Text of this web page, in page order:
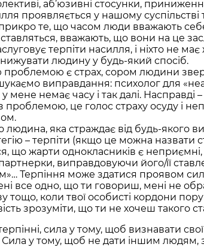
аб’юзивні стосунки,
проявляється у нашому суспільстві
те, що часом люди вважають
вважають, що вони на це
терпіти насилля, і ніхто не
людину у будь-який спосіб.
проблемою є страх, сором людини
виправдання: психолог для
мене немає часу і так далі. Насправді
проблемою, це голос страху осуду і
людина, яка страждає від будь-якого
– терпіти (якщо це можна назвати
що жарти однокласників є
виправдовуючи його/її
Терпіння може здатися проявом
все одно, що ти говориш, мені не
тощо, коли твої особисті кордони
зрозуміти, що ти не хочеш такого
сила у тому, щоб визнавати
у тому, щоб не дати іншим людям,